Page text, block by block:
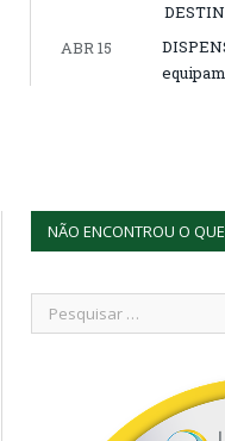
ABR 15
NÃO ENCONTROU O